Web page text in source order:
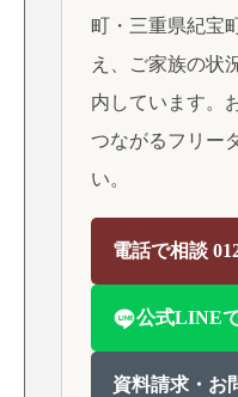
町・三重県紀宝
え、ご家族の状
内しています。
つながるフリー
い。
電話で相談
公式LINE
資料請求・お